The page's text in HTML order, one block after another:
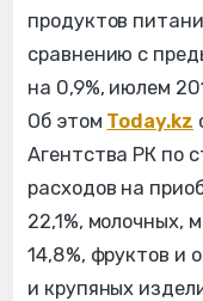
продуктов
сравнению с
на 0,9%, июлем
Об этом Today.kz
Агентства РК по
расходов на
22,1%, молочных,
14,8%, фруктов и
и крупяных